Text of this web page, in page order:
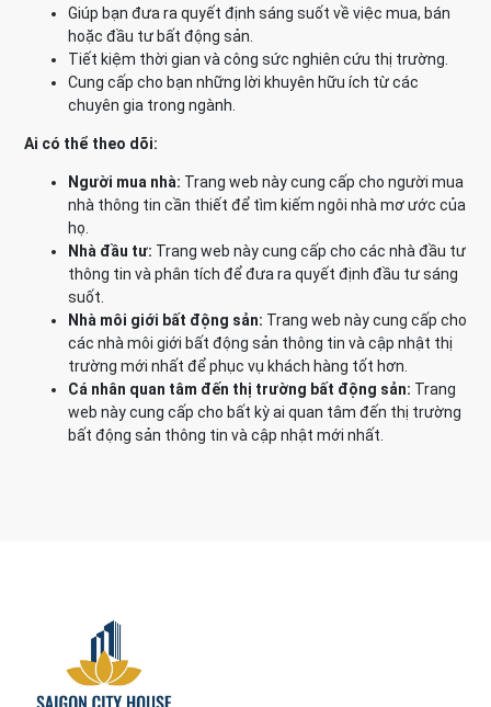
Giúp bạn đưa ra quyết định sáng suốt về việc mua, bán
hoặc đầu tư bất động sản.
Tiết kiệm thời gian và công sức nghiên cứu thị trường.
Cung cấp cho bạn những lời khuyên hữu ích từ các
chuyên gia trong ngành.
Ai có thể theo dõi:
Người mua nhà: Trang web này cung cấp cho người mua
nhà thông tin cần thiết để tìm kiếm ngôi nhà mơ ước của
họ.
Nhà đầu tư: Trang web này cung cấp cho các nhà đầu tư
thông tin và phân tích để đưa ra quyết định đầu tư sáng
suốt.
Nhà môi giới bất động sản: Trang web này cung cấp cho
các nhà môi giới bất động sản thông tin và cập nhật thị
trường mới nhất để phục vụ khách hàng tốt hơn.
Cá nhân quan tâm đến thị trường bất động sản: Trang
web này cung cấp cho bất kỳ ai quan tâm đến thị trường
bất động sản thông tin và cập nhật mới nhất.